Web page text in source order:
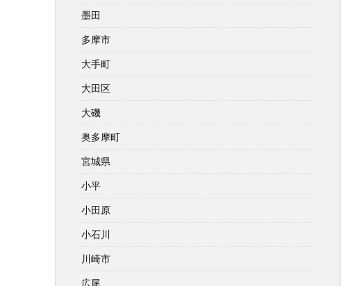
墨田
多摩市
大手町
大田区
大磯
奥多摩町
宮城県
小平
小田原
小石川
川崎市
広尾